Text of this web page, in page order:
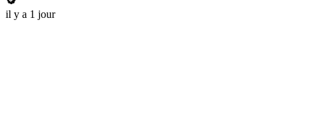
il y a 1 jour